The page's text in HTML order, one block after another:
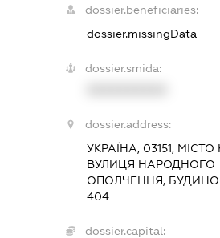
dossier.beneficiaries:
dossier.missingData
dossier.smida:
dossier.address:
УКРАЇНА, 03151, МІСТО
ВУЛИЦЯ НАРОДНОГО
ОПОЛЧЕННЯ,
404
dossier.capital: